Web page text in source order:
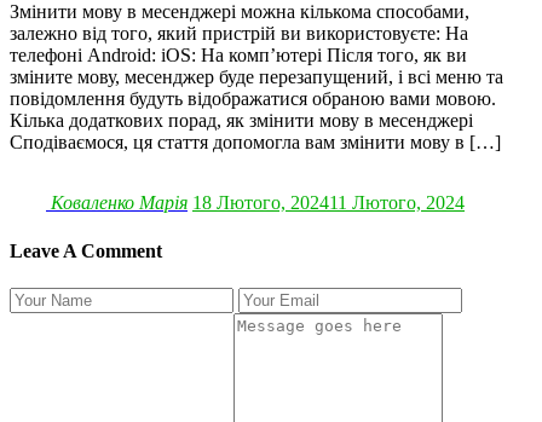
Змінити мову в месенджері можна кількома способами,
залежно від того, який пристрій ви використовуєте: На
телефоні Android: iOS: На комп’ютері Після того, як ви
зміните мову, месенджер буде перезапущений, і всі меню та
повідомлення будуть відображатися обраною вами мовою.
Кілька додаткових порад, як змінити мову в месенджері
Сподіваємося, ця стаття допомогла вам змінити мову в […]
Коваленко Марія 18 Лютого, 202411 Лютого, 2024
Leave A Comment